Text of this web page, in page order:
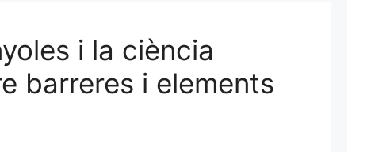
i la ciència
barreres i elements